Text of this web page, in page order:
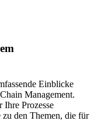
Einblicke
Management.
Ihre Prozesse
den Themen, die für